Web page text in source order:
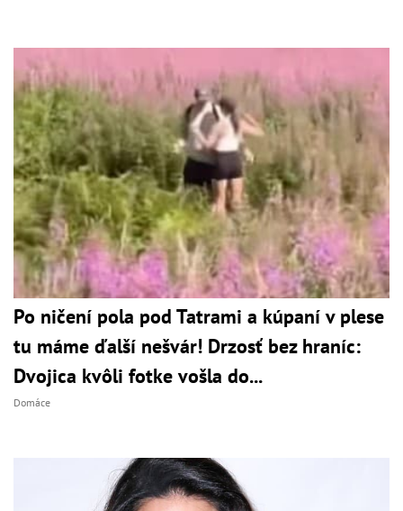
Po ničení pola pod Tatrami a kúpaní v plese
tu máme ďalší nešvár! Drzosť bez hraníc:
Dvojica kvôli fotke vošla do...
Domáce